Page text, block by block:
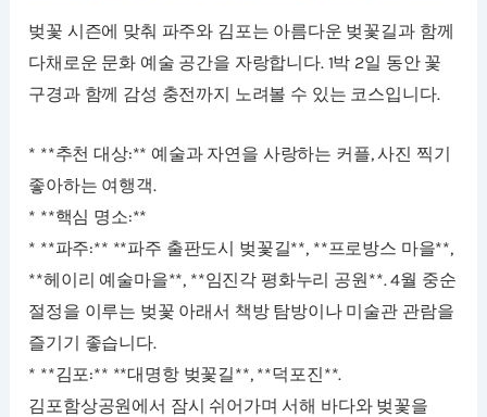
벚꽃 시즌에 맞춰 파주와 김포는 아름다운 벚꽃길과 함께
다채로운 문화 예술 공간을 자랑합니다. 1박 2일 동안 꽃
구경과 함께 감성 충전까지 노려볼 수 있는 코스입니다.
* **추천 대상:** 예술과 자연을 사랑하는 커플, 사진 찍기
좋아하는 여행객.
* **핵심 명소:**
* **파주:** **파주 출판도시 벚꽃길**, **프로방스 마을**,
**헤이리 예술마을**, **임진각 평화누리 공원**. 4월 중순
절정을 이루는 벚꽃 아래서 책방 탐방이나 미술관 관람을
즐기기 좋습니다.
* **김포:** **대명항 벚꽃길**, **덕포진**.
김포함상공원에서 잠시 쉬어가며 서해 바다와 벚꽃을